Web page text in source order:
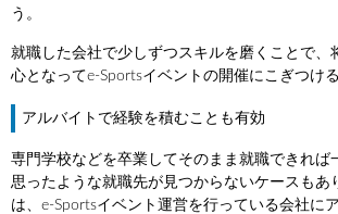
う。
就職した会社で少しずつスキルを磨くことで、
心となってe-Sportsイベントの開催にこぎつけ
アルバイトで経験を積むことも有効
専門学校などを卒業してそのまま就職できれば
思ったような就職先が見つからないケースもあ
は、e-Sportsイベント運営を行っている会社に